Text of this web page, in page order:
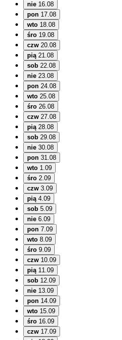
nie 16.08
pon 17.08
wto 18.08
śro 19.08
czw 20.08
pią 21.08
sob 22.08
nie 23.08
pon 24.08
wto 25.08
śro 26.08
czw 27.08
pią 28.08
sob 29.08
nie 30.08
pon 31.08
wto 1.09
śro 2.09
czw 3.09
pią 4.09
sob 5.09
nie 6.09
pon 7.09
wto 8.09
śro 9.09
czw 10.09
pią 11.09
sob 12.09
nie 13.09
pon 14.09
wto 15.09
śro 16.09
czw 17.09